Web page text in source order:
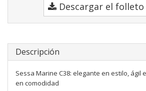
Descargar el folleto
Descripción
Sessa Marine C38: elegante en estilo, ágil
en comodidad